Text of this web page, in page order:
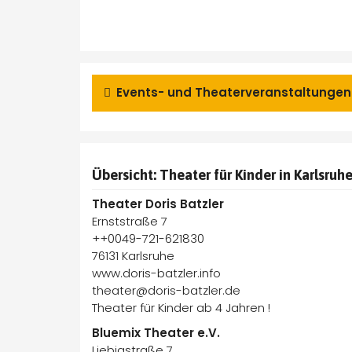
Events- und
Übersicht: Theater für Kinder in Karlsruhe
Theater Doris Batzler
Ernststraße 7
++0049-721-621830
76131 Karlsruhe
www.doris-batzler.info
theater@doris-batzler.de
Theater für Kinder ab 4 Jahren !
Bluemix Theater e.V.